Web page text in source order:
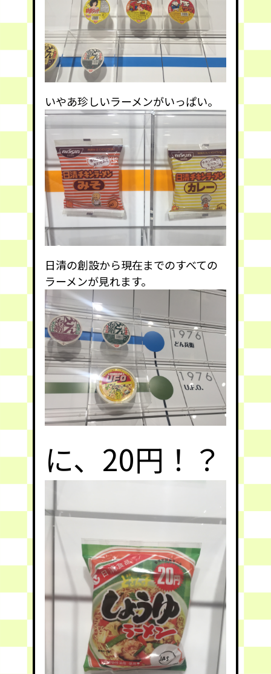
いやあ珍しいラーメンがいっぱい。
日清の創設から現在までのすべての
ラーメンが見れます。
に、20円！？